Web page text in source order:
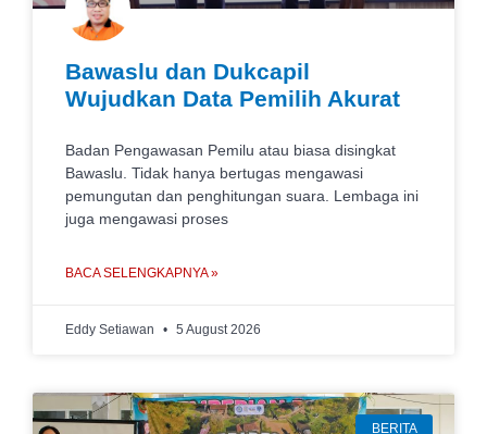
Bawaslu dan Dukcapil
Wujudkan Data Pemilih Akurat
Badan Pengawasan Pemilu atau biasa disingkat
Bawaslu. Tidak hanya bertugas mengawasi
pemungutan dan penghitungan suara. Lembaga ini
juga mengawasi proses
BACA SELENGKAPNYA »
Eddy Setiawan 5 August 2026
BERITA